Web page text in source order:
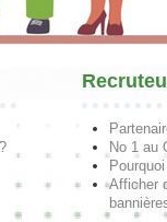
No 1 au
Afficher